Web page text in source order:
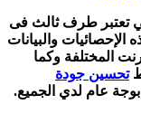
تعتبر طرف ثالث فى
والبيانات
المختلفة وكما
تحسين جودة
عام لدي الجميع.